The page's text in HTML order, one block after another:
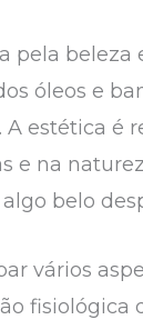
pela
óleos e
estética é
e na
belo
vários